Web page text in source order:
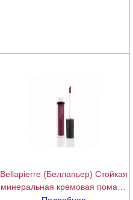
Bellapierre (Беллапьер) Стойкая
минеральная кремовая помада